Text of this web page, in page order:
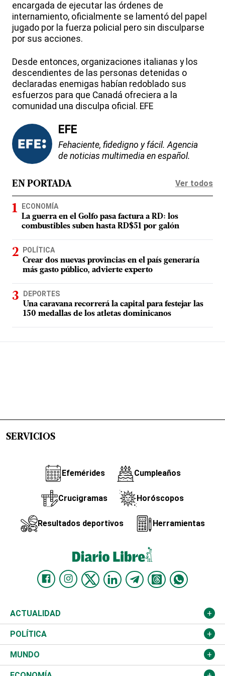
encargada de ejecutar las órdenes de
internamiento, oficialmente se lamentó del papel
jugado por la fuerza policial pero sin disculparse
por sus acciones.
Desde entonces, organizaciones italianas y los
descendientes de las personas detenidas o
declaradas enemigas habían redoblado sus
esfuerzos para que Canadá ofreciera a la
comunidad una disculpa oficial. EFE
EFE
Fehaciente, fidedigno y fácil. Agencia
de noticias multimedia en español.
EN PORTADA Ver todos
ECONOMÍA
La guerra en el Golfo pasa factura a RD: los
combustibles suben hasta RD$51 por galón
POLÍTICA
Crear dos nuevas provincias en el país generaría
más gasto público, advierte experto
DEPORTES
Una caravana recorrerá la capital para festejar las
150 medallas de los atletas dominicanos
SERVICIOS
Efemérides Cumpleaños
Crucigramas Horóscopos
Resultados deportivos Herramientas
ACTUALIDAD
Nacional
Ciudad
POLÍTICA
Partidos
MUNDO